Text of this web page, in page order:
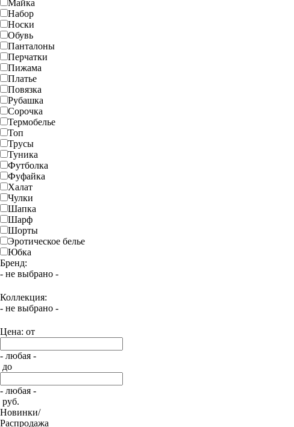
Майка
Набор
Носки
Обувь
Панталоны
Перчатки
Пижама
Платье
Повязка
Рубашка
Сорочка
Термобелье
Топ
Трусы
Туника
Футболка
Фуфайка
Халат
Чулки
Шапка
Шарф
Шорты
Эротическое белье
Юбка
Бренд:
- не выбрано -
Коллекция:
- не выбрано -
Цена: от
- любая -
до
- любая -
руб.
Новинки/
Распродажа